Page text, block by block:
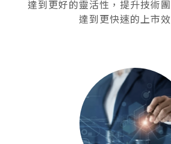
達到更好的靈活性，提升技術
達到更快速的上市效